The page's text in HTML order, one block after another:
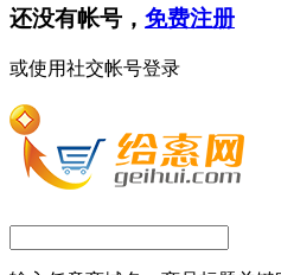
还没有帐号， 免费注册
或使用社交帐号登录